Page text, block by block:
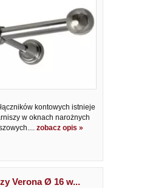
kontowych istnieje
w oknach narożnych
zobacz opis »
Verona Ø 16 w...